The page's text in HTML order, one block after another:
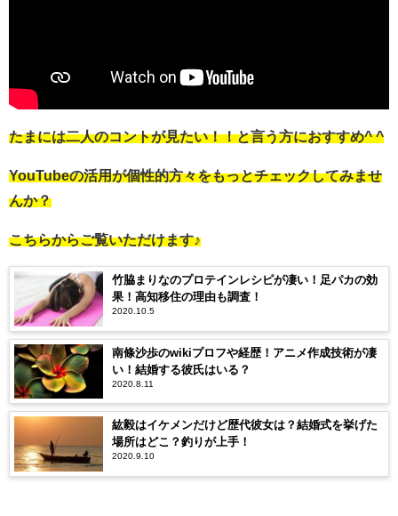
たまには二人のコントが見たい！！と言う方におすすめ^ ^
YouTubeの活用が個性的方々をもっとチェックしてみませ
んか？
こちらからご覧いただけます♪
竹脇まりなのプロテインレシピが凄い！足パカの効
果！高知移住の理由も調査！
2020.10.5
南條沙歩のwikiプロフや経歴！アニメ作成技術が凄
い！結婚する彼氏はいる？
2020.8.11
紘毅はイケメンだけど歴代彼女は？結婚式を挙げた
場所はどこ？釣りが上手！
2020.9.10